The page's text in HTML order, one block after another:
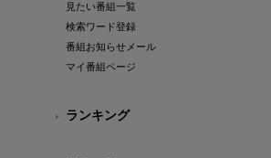
見たい番組一覧
検索ワード登録
番組お知らせメール
マイ番組ページ
ランキング